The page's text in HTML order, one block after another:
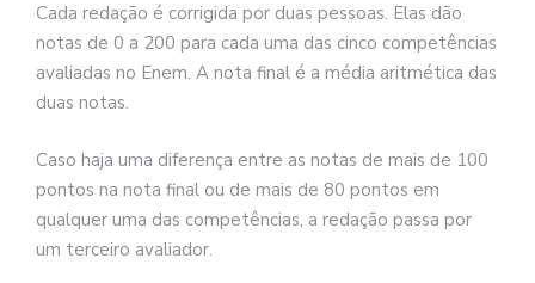
Cada redação é corrigida por duas pessoas. Elas dão
notas de 0 a 200 para cada uma das cinco competências
avaliadas no Enem. A nota final é a média aritmética das
duas notas.
Caso haja uma diferença entre as notas de mais de 100
pontos na nota final ou de mais de 80 pontos em
qualquer uma das competências, a redação passa por
um terceiro avaliador.